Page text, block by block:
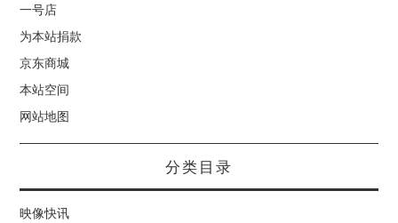
一号店
为本站捐款
京东商城
本站空间
网站地图
分类目录
映像快讯